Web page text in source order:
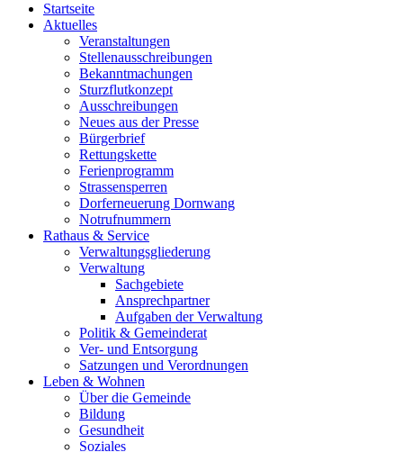
Startseite
Aktuelles
Veranstaltungen
Stellenausschreibungen
Bekanntmachungen
Sturzflutkonzept
Ausschreibungen
Neues aus der Presse
Bürgerbrief
Rettungskette
Ferienprogramm
Strassensperren
Dorferneuerung Dornwang
Notrufnummern
Rathaus & Service
Verwaltungsgliederung
Verwaltung
Sachgebiete
Ansprechpartner
Aufgaben der Verwaltung
Politik & Gemeinderat
Ver- und Entsorgung
Satzungen und Verordnungen
Leben & Wohnen
Über die Gemeinde
Bildung
Gesundheit
Soziales